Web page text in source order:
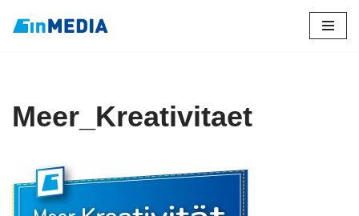
Meer_Kreativitaet